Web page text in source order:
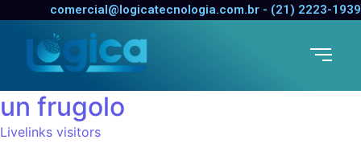
comercial@logicatecnologia.com.br - (21) 2223-1939
Sono decine di migliaia le
famiglie italiane al presente
sopra apprensione di attuare
un frugolo
Livelinks visitors